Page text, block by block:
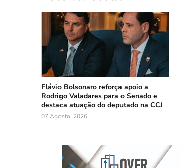
Flávio Bolsonaro reforça apoio a
Rodrigo Valadares para o Senado e
destaca atuação do deputado na CCJ
07 Agosto, 2026